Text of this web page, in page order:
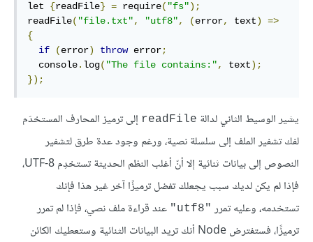
let {readFile} = require( "fs");
readFile( "file.txt", "utf8", (error, text)
=>
{
if
(error) throw error;
  console
. log( "The file contains:", text);
});
يشير الوسيط الثاني لدالة readFile إلى ترميز المحارف المستخدَم
لفك تشفير الملف إلى سلسلة نصية، ورغم وجود عدة طرق لتشفير
النصوص إلى بيانات ثنائية إلا أنّ أغلب النظم الحديثة تستخدِم UTF-8،
فإذا لم يكن لديك سبب يجعلك تفضل ترميزًا آخر غير هذا فإنك
تستخدمه، وعليه تمرر "utf8"
عند قراءة ملف نصي، فإذا لم تمرر
ترميزًا، فستفترض Node أنك تريد البيانات الثنائية وستعطيك الكائن